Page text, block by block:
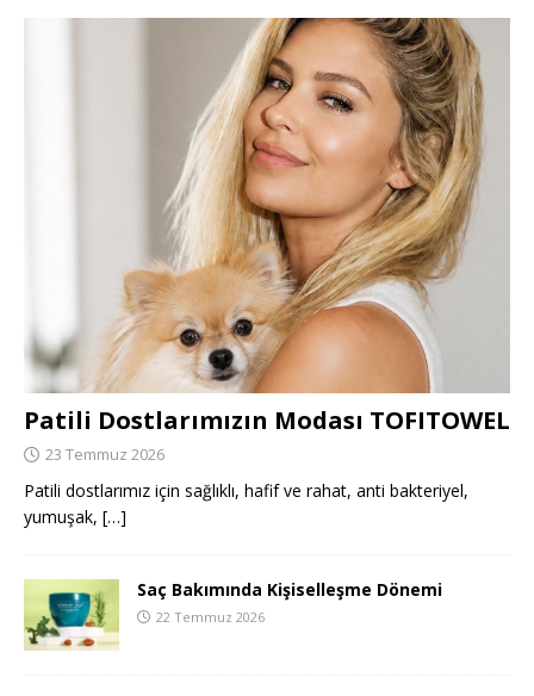
Patili Dostlarımızın Modası TOFITOWEL
23 Temmuz 2026
Patili dostlarımız için sağlıklı, hafif ve rahat, anti bakteriyel,
yumuşak, […]
Saç Bakımında Kişiselleşme Dönemi
22 Temmuz 2026